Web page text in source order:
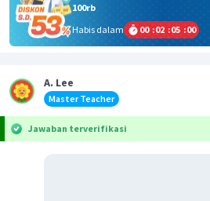
100rb
Habis dalam
00 :02 :05 :00
A. Lee
Master Teacher
Jawaban terverifikasi